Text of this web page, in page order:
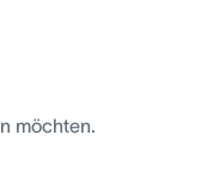
möchten.